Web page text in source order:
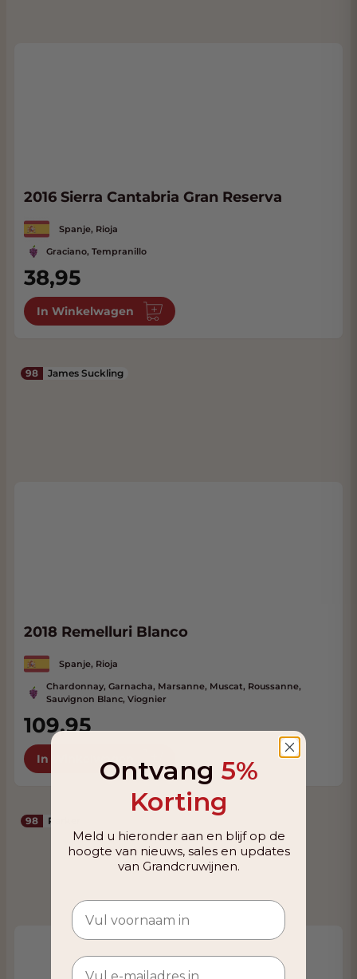
2016 Sierra Cantabria Gran Reserva
Spanje, Rioja
Graciano, Tempranillo
38,95
In Winkelwagen
98 James Suckling
2018 Remelluri Blanco
Spanje, Rioja
Chardonnay, Garnacha, Marsanne, Muscat, Roussanne,
Sauvignon Blanc, Viognier
109,95
In Winkelwagen
98 Parker
Ontvang 5%
Korting
Meld u hieronder aan en blijf op de
hoogte van nieuws, sales en updates
van Grandcruwijnen.